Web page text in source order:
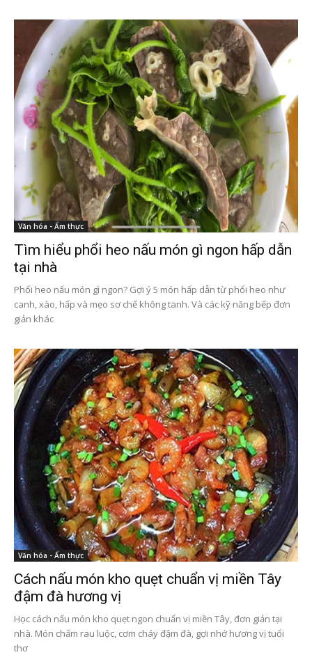
Văn hóa - Ẩm thực
Tìm hiểu phổi heo nấu món gì ngon hấp dẫn
tại nhà
Phổi heo nấu món gì ngon? Gợi ý 5 món hấp dẫn từ phổi heo như
canh, xào, hấp và mẹo sơ chế không tanh. Và các kỹ năng bếp đơn
giản khác
Văn hóa - Ẩm thực
Cách nấu món kho quẹt chuẩn vị miền Tây
đậm đà hương vị
Học cách nấu món kho quẹt ngon chuẩn vị miền Tây, đơn giản tại
nhà. Món chấm rau luộc, cơm cháy đậm đà, gợi nhớ hương vị tuổi
thơ